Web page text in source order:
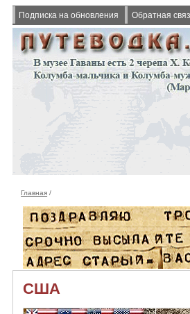
Подписка на обновления Обратная
Главная /
США